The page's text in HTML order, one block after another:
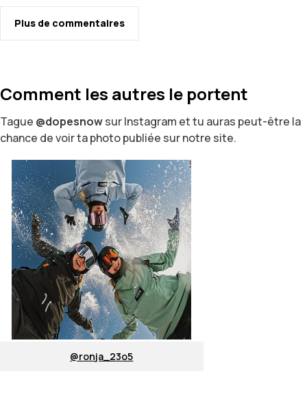
Plus de commentaires
Comment les autres le portent
Tague @dopesnowsur Instagram et tu auras peut-être la
chance de voir ta photo publiée sur notre site.
@ronja_23o5